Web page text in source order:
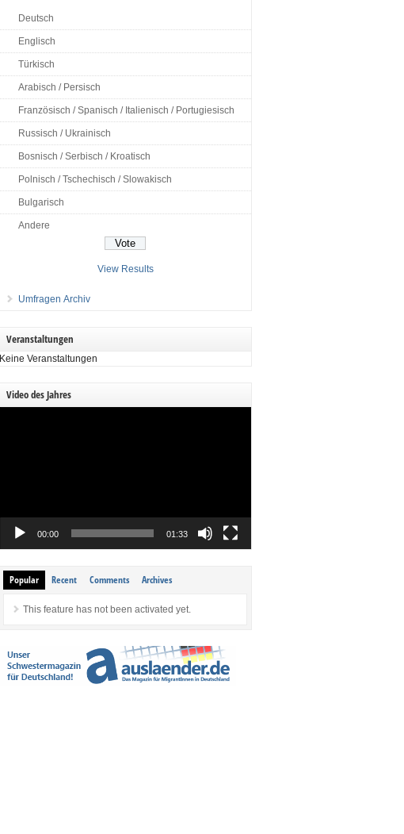
Deutsch
Englisch
Türkisch
Arabisch / Persisch
Französisch / Spanisch / Italienisch / Portugiesisch
Russisch / Ukrainisch
Bosnisch / Serbisch / Kroatisch
Polnisch / Tschechisch / Slowakisch
Bulgarisch
Andere
View Results
Umfragen Archiv
Veranstaltungen
Keine Veranstaltungen
Video des Jahres
00:00 01:33
Popular Recent Comments Archives
This feature has not been activated yet.